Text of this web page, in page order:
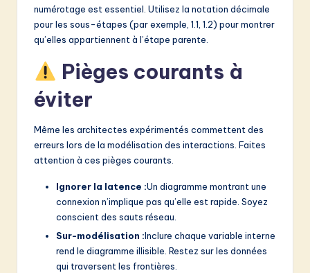
numérotage est essentiel. Utilisez la notation décimale
pour les sous-étapes (par exemple, 1.1, 1.2) pour montrer
qu’elles appartiennent à l’étape parente.
Pièges courants à
éviter
Même les architectes expérimentés commettent des
erreurs lors de la modélisation des interactions. Faites
attention à ces pièges courants.
Ignorer la latence :Un diagramme montrant une
connexion n’implique pas qu’elle est rapide. Soyez
conscient des sauts réseau.
Sur-modélisation :Inclure chaque variable interne
rend le diagramme illisible. Restez sur les données
qui traversent les frontières.